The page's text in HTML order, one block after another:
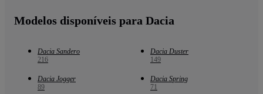
Modelos disponíveis para Dacia
Dacia Sandero
216
Dacia Duster
149
Dacia Jogger
89
Dacia Spring
71